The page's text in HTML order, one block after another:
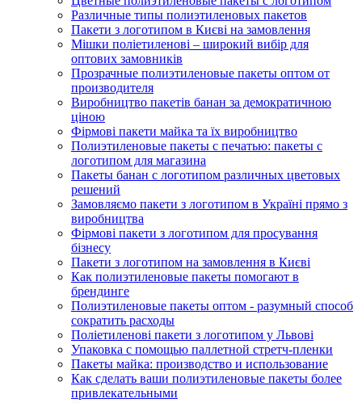
Различные типы полиэтиленовых пакетов
Пакети з логотипом в Києві на замовлення
Мішки поліетиленові – широкий вибір для
оптових замовників
Прозрачные полиэтиленовые пакеты оптом от
производителя
Виробництво пакетів банан за демократичною
ціною
Фірмові пакети майка та їх виробництво
Полиэтиленовые пакеты с печатью: пакеты с
логотипом для магазина
Пакеты банан с логотипом различных цветовых
решений
Замовляємо пакети з логотипом в Україні прямо з
виробництва
Фірмові пакети з логотипом для просування
бізнесу
Пакети з логотипом на замовлення в Києві
Как полиэтиленовые пакеты помогают в
брендинге
Полиэтиленовые пакеты оптом - разумный способ
сократить расходы
Поліетиленові пакети з логотипом у Львові
Упаковка с помощью паллетной стретч-пленки
Пакеты майка: производство и использование
Как сделать ваши полиэтиленовые пакеты более
привлекательными